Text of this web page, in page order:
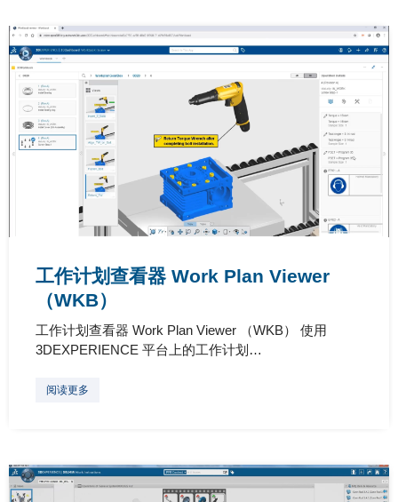
工作计划查看器 Work Plan Viewer
（WKB）
工作计划查看器 Work Plan Viewer （WKB） 使用
3DEXPERIENCE 平台上的工作计划…
阅读更多